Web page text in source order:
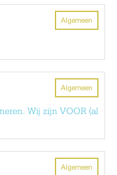
Algemeen
Algemeen
Wij zijn VOOR (al
Algemeen